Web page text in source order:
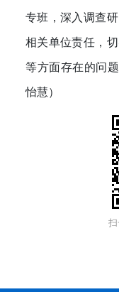
专班，深入调查
相关单位责任，
等方面存在的问
怡慧）